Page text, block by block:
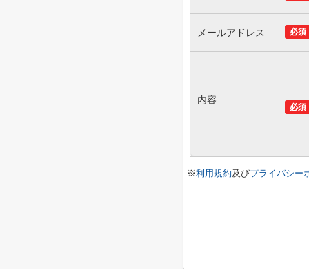
必須
メールアドレス
必須
内容
※利用規約及びプライバシー